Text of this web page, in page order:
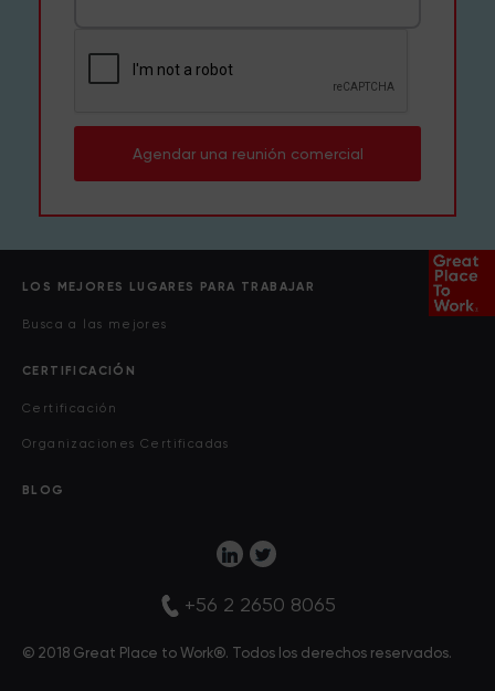
Agendar una reunión comercial
LOS MEJORES LUGARES PARA TRABAJAR
Busca a las mejores
CERTIFICACIÓN
Certificación
Organizaciones Certificadas
BLOG
+56 2 2650 8065
© 2018 Great Place to Work®. Todos los derechos reservados.